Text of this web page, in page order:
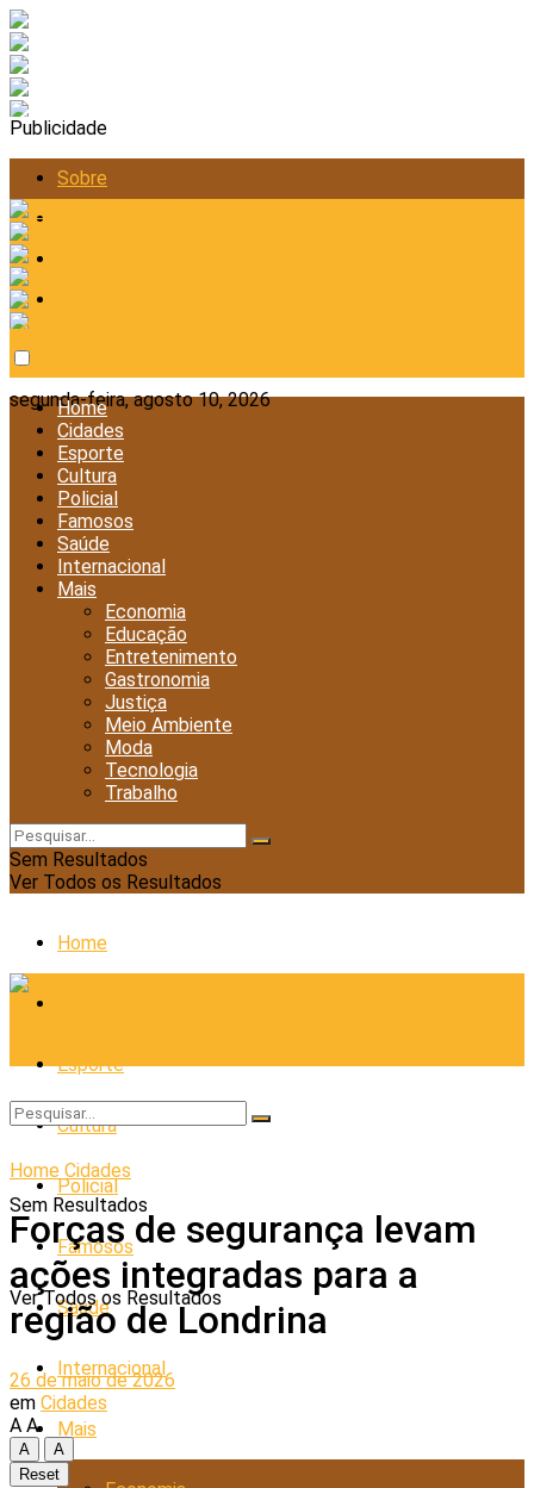
Publicidade
Sobre
segunda-feira, agosto 10, 2026
Home
Cidades
Esporte
Cultura
Policial
Famosos
Saúde
Internacional
Mais
Economia
Educação
Entretenimento
Gastronomia
Justiça
Meio Ambiente
Moda
Tecnologia
Trabalho
Sem Resultados
Ver Todos os Resultados
Home
Esporte
Cultura
Policial
Famosos
Saúde
Internacional
Mais
Sem Resultados
Ver Todos os Resultados
Home Cidades
Forças de segurança levam
ações integradas para a
região de Londrina
26 de maio de 2026
em Cidades
A A
A
A
Reset